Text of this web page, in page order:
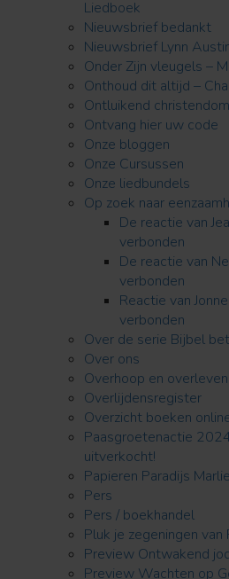
Liedboek
Nieuwsbrief bedankt
Nieuwsbrief Lynn
Onder Zijn vleugels –
Onthoud dit altijd –
Ontluikend christendom
Ontvang hier uw code
Onze bloggen
Onze Cursussen
Onze liedbundels
Op zoek naar
De reactie van
verbonden
De reactie van
verbonden
Reactie van
verbonden
Over de serie Bijbel
Over ons
Overhoop en overleven
Overlijdensregister
Overzicht boeken
Paasgroetenactie
uitverkocht!
Papieren Paradijs
Pers
Pers / boekhandel
Pluk je zegeningen
Preview Ontwakend
Preview Wachten op